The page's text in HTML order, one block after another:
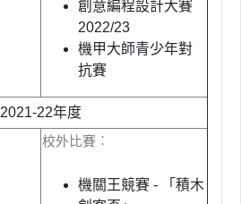
創意編程設計大賽
2022/23
機甲大師青少年對
抗賽
2021-22年度
校外比賽︰
機關王競賽 - 「積木